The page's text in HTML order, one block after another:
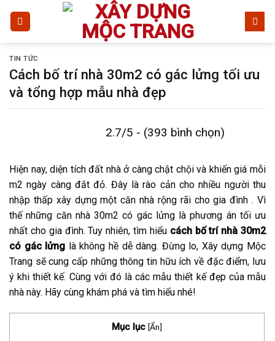
dungTIN TỨC
Cách bố trí nhà 30m2 có gác lửng tối ưu
và tổng hợp mẫu nhà đẹp
2.7/5 - (393 bình chọn)
Hiện nay, diện tích đất nhà ở càng chật chội và khiến giá mỗi
m2 ngày càng đắt đỏ. Đây là rào cản cho nhiều người thu
nhập thấp xây dựng một căn nhà rộng rãi cho gia đình . Vì
thế những căn nhà 30m2 có gác lửng là phương án tối ưu
nhất cho gia đình. Tuy nhiên, tìm hiểucách bố trí nhà 30m2
có gác lửng là không hề dễ dàng. Đừng lo, Xây dựng Mộc
Trang sẽ cung cấp những thông tin hữu ích về đặc điểm, lưu
ý khi thiết kế. Cùng với đó là các mẫu thiết kế đẹp của mẫu
nhà này. Hãy cùng khám phá và tìm hiểu nhé!
Mục lục [Ẩn]